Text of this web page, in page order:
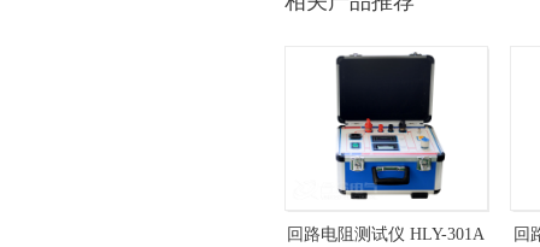
回路电阻测试仪 HLY-301A 回